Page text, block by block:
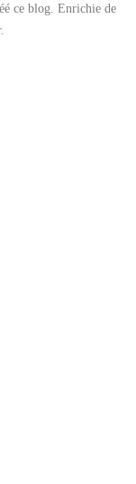
ce blog. Enrichie de